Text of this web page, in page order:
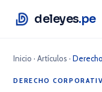
deleyes.pe
Inicio ·Artículos ·
DERECHO